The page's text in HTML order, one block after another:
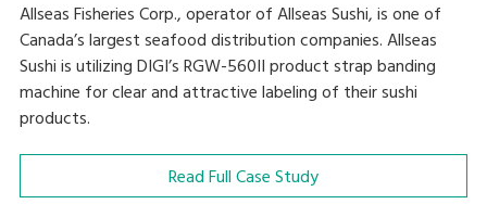
Allseas Fisheries Corp., operator of Allseas Sushi, is one of
Canada’s largest seafood distribution companies. Allseas
Sushi is utilizing DIGI’s RGW-560II product strap banding
machine for clear and attractive labeling of their sushi
products.
Read Full Case Study